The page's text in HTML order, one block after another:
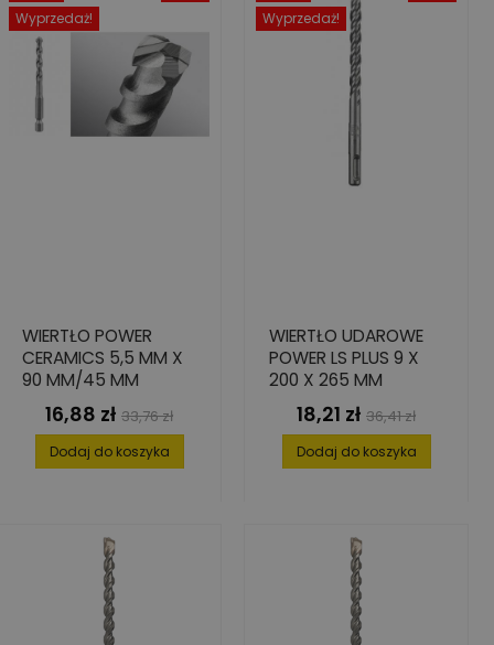
Wyprzedaż!
WIERTŁO POWER
CERAMICS 5,5 MM X
90 MM/45 MM
Cena
16,88 zł Cena
podstawowa
33,76 zł
Dodaj do koszyka
Wyprzedaż!
WIERTŁO UDAROWE
POWER LS PLUS 9 X
200 X 265 MM
Cena
18,21 zł Cena
podstawowa
36,41 zł
Dodaj do koszyka